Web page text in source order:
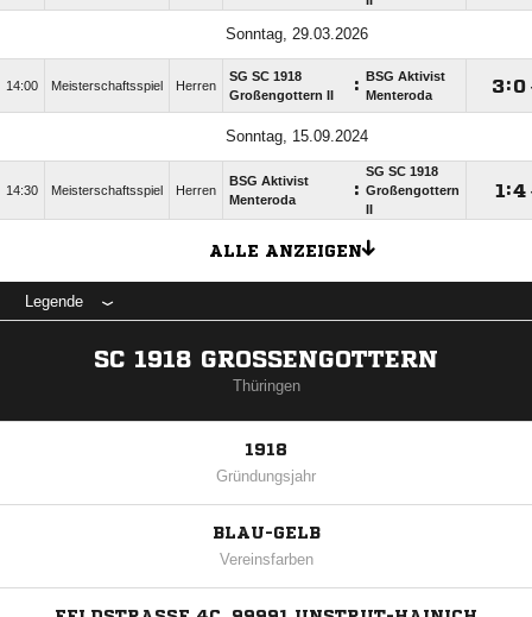
Sonntag, 29.03.2026
14:00 Meisterschaftsspiel Herren
SG SC 1918
Großengottern II
:
BSG Aktivist
Menteroda
:
Sonntag, 15.09.2024
14:30 Meisterschaftsspiel Herren
BSG Aktivist
Menteroda
:
SG SC 1918
Großengottern
:
ALLE ANZEIGEN
Legende
SC 1918 GROSSENGOTTERN
Thüringen
1918
Gründungsjahr
BLAU-GELB
Vereinsfarben